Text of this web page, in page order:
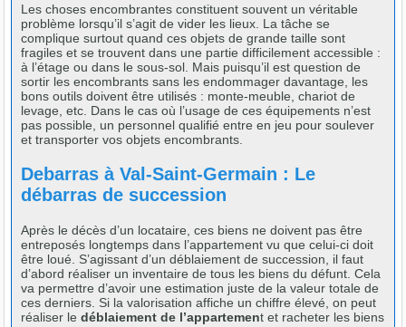
Les choses encombrantes constituent souvent un véritable
problème lorsqu’il s’agit de vider les lieux. La tâche se
complique surtout quand ces objets de grande taille sont
fragiles et se trouvent dans une partie difficilement accessible :
à l’étage ou dans le sous-sol. Mais puisqu’il est question de
sortir les encombrants sans les endommager davantage, les
bons outils doivent être utilisés : monte-meuble, chariot de
levage, etc. Dans le cas où l’usage de ces équipements n’est
pas possible, un personnel qualifié entre en jeu pour soulever
et transporter vos objets encombrants.
Debarras à Val-Saint-Germain : Le
débarras de succession
Après le décès d’un locataire, ces biens ne doivent pas être
entreposés longtemps dans l’appartement vu que celui-ci doit
être loué. S’agissant d’un déblaiement de succession, il faut
d’abord réaliser un inventaire de tous les biens du défunt. Cela
va permettre d’avoir une estimation juste de la valeur totale de
ces derniers. Si la valorisation affiche un chiffre élevé, on peut
réaliser ledéblaiement de l’appartement et racheter les biens